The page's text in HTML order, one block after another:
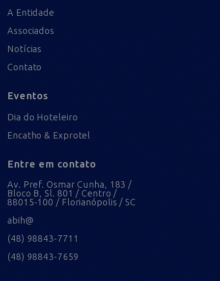
A Entidade
Associados
Notícias
Contato
Eventos
Dia do Hoteleiro
Encatho & Exprotel
Entre em contato
Av. Pref. Osmar Cunha, 183 /
Bloco B, Sl. 801 / Centro /
88015-100 / Florianópolis / SC
abih@
(48) 98843-7711
(48) 98843-7659